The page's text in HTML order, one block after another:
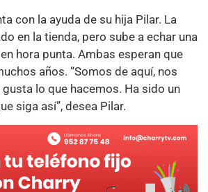
con la ayuda de su hija Pilar. La
en la tienda, pero sube a echar una
hora punta. Ambas esperan que
años. “Somos de aquí, nos
lo que hacemos. Ha sido un
siga así”, desea Pilar.